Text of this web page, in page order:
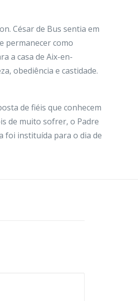
César de Bus sentia em
permanecer como
a casa de Aix-en-
obediência e castidade.
de fiéis que conhecem
de muito sofrer, o Padre
foi instituída para o dia de